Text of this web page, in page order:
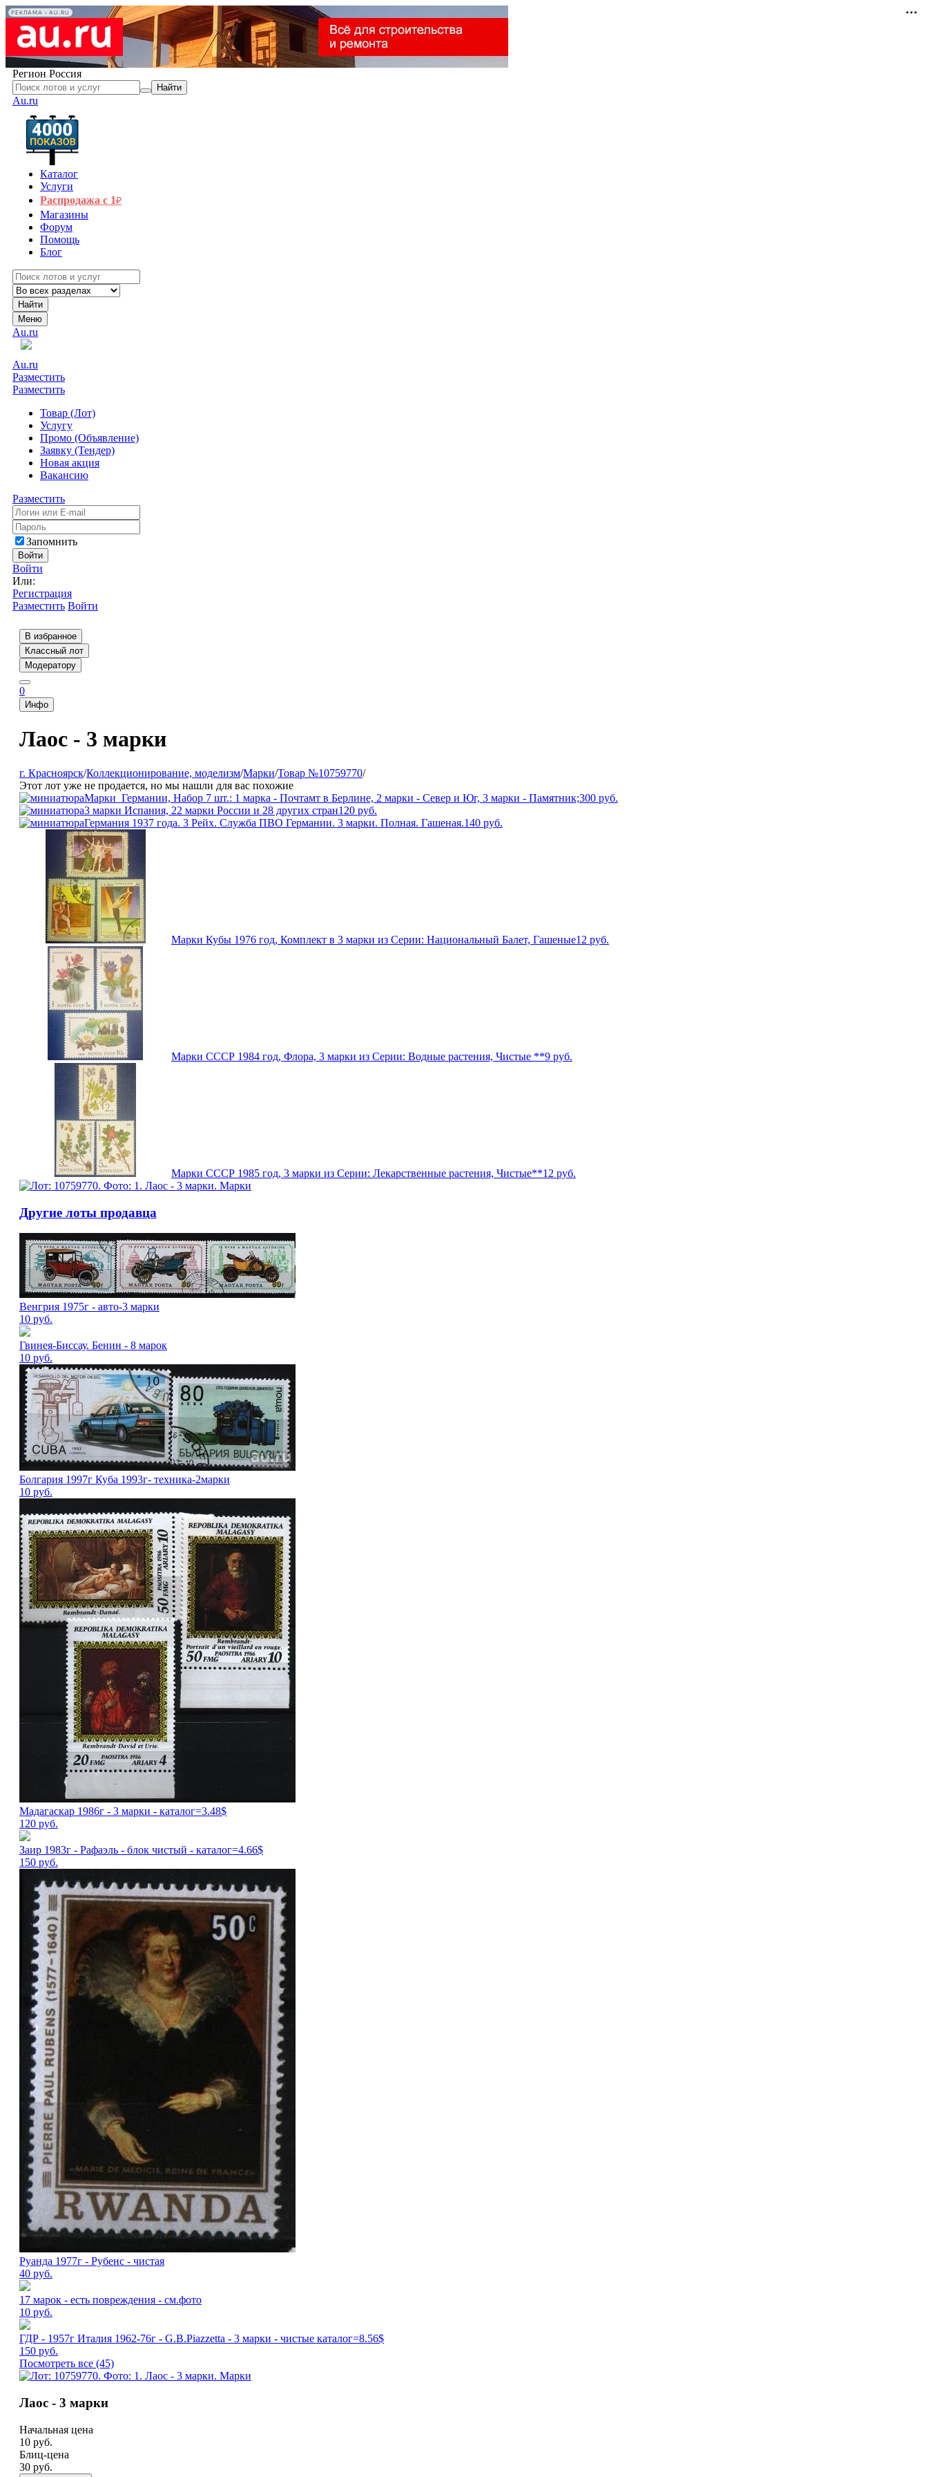
РЕКЛАМА • AU.RU
Регион Россия
Найти
Au.ru
Каталог
Услуги
Распродажа с 1₽
Магазины
Форум
Помощь
Блог
Найти
Меню
Au.ru
Au.ru
Разместить
Разместить
Товар (Лот)
Услугу
Промо (Объявление)
Заявку (Тендер)
Новая акция
Вакансию
Разместить
Запомнить
Войти
Войти
Или:
Регистрация
Разместить Войти
В избранное
Классный лот
Модератору
0
Инфо
Лаос - 3 марки
г. Красноярск/Коллекционирование, моделизм/Марки/Товар №10759770/
Этот лот уже не продается, но мы нашли для вас похожие
Марки_Германии, Набор 7 шт.: 1 марка - Почтамт в Берлине, 2 марки - Север и Юг, 3 марки - Памятник;300 руб.
3 марки Испания, 22 марки России и 28 других стран120 руб.
Германия 1937 года. 3 Рейх. Служба ПВО Германии. 3 марки. Полная. Гашеная.140 руб.
Марки Кубы 1976 год, Комплект в 3 марки из Серии: Национальный Балет, Гашеные12 руб.
Марки СССР 1984 год, Флора, 3 марки из Серии: Водные растения, Чистые **9 руб.
Марки СССР 1985 год, 3 марки из Серии: Лекарственные растения, Чистые**12 руб.
Другие лоты продавца
Венгрия 1975г - авто-3 марки
10 руб.
Гвинея-Биссау. Бенин - 8 марок
10 руб.
Болгария 1997г Куба 1993г- техника-2марки
10 руб.
Мадагаскар 1986г - 3 марки - каталог=3.48$
120 руб.
Заир 1983г - Рафаэль - блок чистый - каталог=4.66$
150 руб.
Руанда 1977г - Рубенс - чистая
40 руб.
17 марок - есть повреждения - см.фото
10 руб.
ГДР - 1957г Италия 1962-76г - G.B.Piazzetta - 3 марки - чистые каталог=8.56$
150 руб.
Посмотреть все (45)
Лаос - 3 марки
Начальная цена
10 руб.
Блиц-цена
30 руб.